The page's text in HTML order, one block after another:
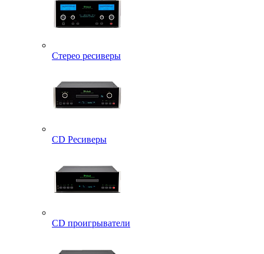
Стерео ресиверы
CD Ресиверы
CD проигрыватели